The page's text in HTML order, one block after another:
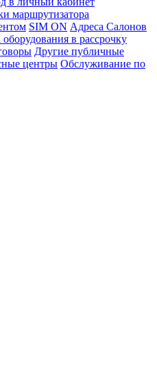
маршрутизатора
SIM ON Адреса Салонов
в рассрочку
Другие публичные
центры Обслуживание по